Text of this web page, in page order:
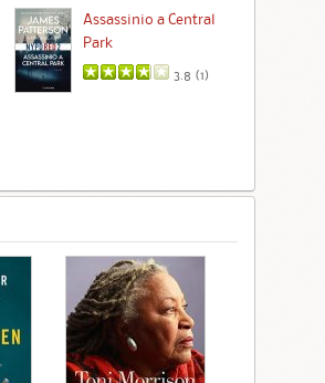
Assassinio a Central
Park
3.8 (1)